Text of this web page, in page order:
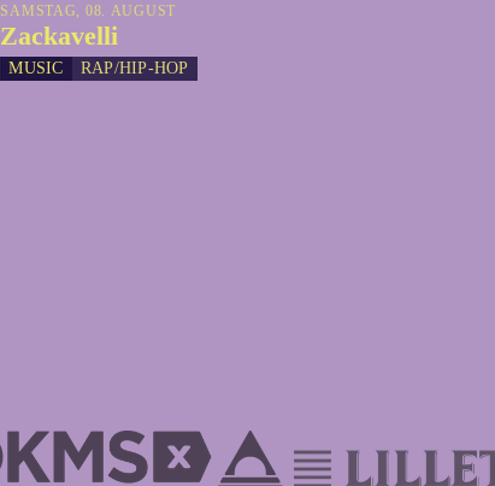
SAMSTAG, 08. AUGUST
Zackavelli
MUSIC RAP/HIP-HOP